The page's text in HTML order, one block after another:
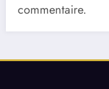
commentaire.